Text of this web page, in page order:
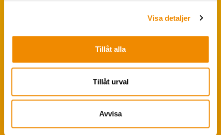
Visa detaljer
Tillåt alla
Tillåt urval
Avvisa
Tips från coachen
Smittsäkrad Besättning